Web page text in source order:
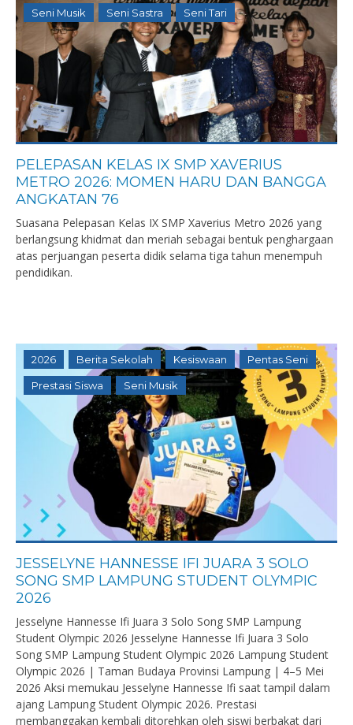
Seni Musik Seni Sastra Seni Tari
PELEPASAN KELAS IX SMP XAVERIUS
METRO 2026: MOMEN HARU DAN BANGGA
ANGKATAN 76
Suasana Pelepasan Kelas IX SMP Xaverius Metro 2026 yang
berlangsung khidmat dan meriah sebagai bentuk penghargaan
atas perjuangan peserta didik selama tiga tahun menempuh
pendidikan.
2026 Berita Sekolah Kesiswaan Pentas Seni
Prestasi Siswa Seni Musik
JESSELYNE HANNESSE IFI JUARA 3 SOLO
SONG SMP LAMPUNG STUDENT OLYMPIC
2026
Jesselyne Hannesse Ifi Juara 3 Solo Song SMP Lampung
Student Olympic 2026 Jesselyne Hannesse Ifi Juara 3 Solo
Song SMP Lampung Student Olympic 2026 Lampung Student
Olympic 2026 | Taman Budaya Provinsi Lampung | 4–5 Mei
2026 Aksi memukau Jesselyne Hannesse Ifi saat tampil dalam
ajang Lampung Student Olympic 2026. Prestasi
membanggakan kembali ditorehkan oleh siswi berbakat dari